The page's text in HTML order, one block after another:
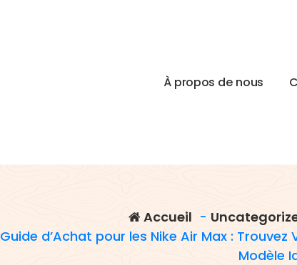
À propos de nous C
Accueil -
Guide d’Achat pour les Nike Air Max : Trouvez
Modèle